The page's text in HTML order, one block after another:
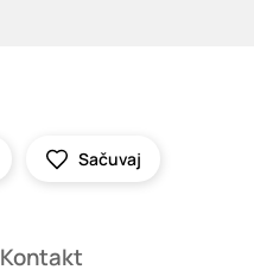
Sačuvaj
Kontakt